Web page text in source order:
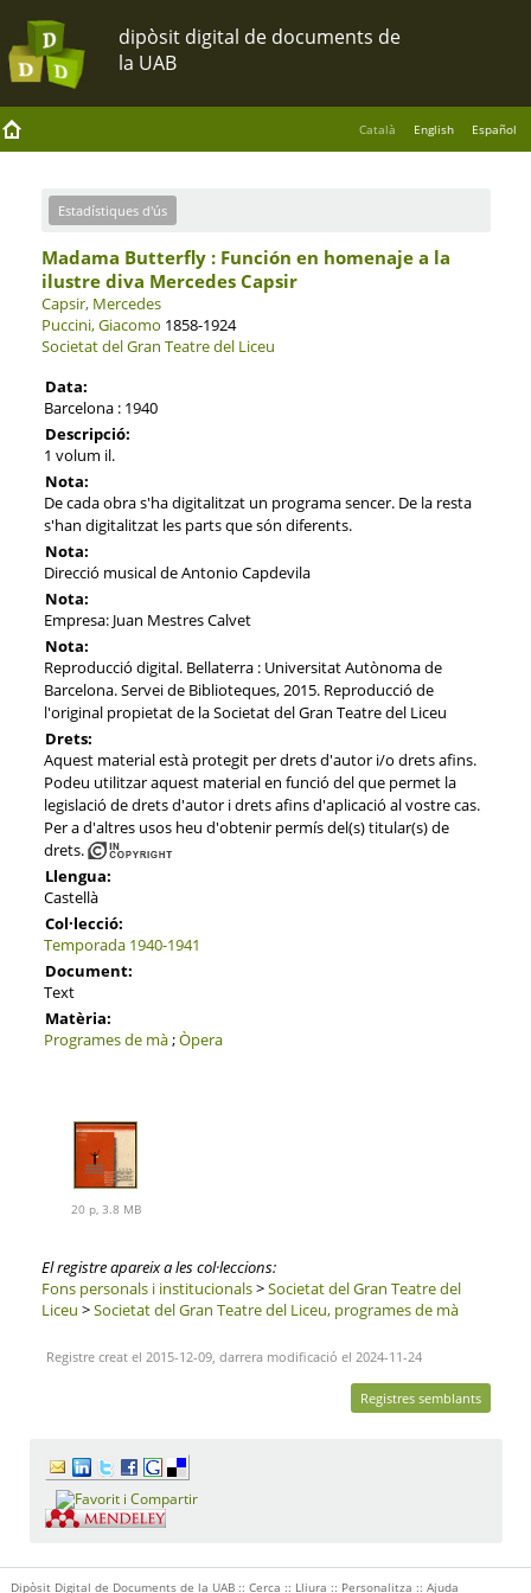
Català English Español
Estadístiques d'ús
Madama Butterfly : Función en homenaje a la
ilustre diva Mercedes Capsir
Capsir, Mercedes
Puccini, Giacomo 1858-1924
Societat del Gran Teatre del Liceu
Data:
Barcelona : 1940
Descripció:
1 volum il.
Nota:
De cada obra s'ha digitalitzat un programa sencer. De la resta
s'han digitalitzat les parts que són diferents.
Nota:
Direcció musical de Antonio Capdevila
Nota:
Empresa: Juan Mestres Calvet
Nota:
Reproducció digital. Bellaterra : Universitat Autònoma de
Barcelona. Servei de Biblioteques, 2015. Reproducció de
l'original propietat de la Societat del Gran Teatre del Liceu
Drets:
Aquest material està protegit per drets d'autor i/o drets afins.
Podeu utilitzar aquest material en funció del que permet la
legislació de drets d'autor i drets afins d'aplicació al vostre cas.
Per a d'altres usos heu d'obtenir permís del(s) titular(s) de
drets.
Llengua:
Castellà
Col·lecció:
Temporada 1940-1941
Document:
Text
Matèria:
Programes de mà;Òpera
20 p, 3.8 MB
El registre apareix a les col·leccions:
Fons personals i institucionals>Societat del Gran Teatre del
Liceu >Societat del Gran Teatre del Liceu, programes de mà
Registre creat el 2015-12-09, darrera modificació el 2024-11-24
Registres semblants
Dipòsit Digital de Documents de la UAB :: Cerca :: Lliura :: Personalitza :: Ajuda